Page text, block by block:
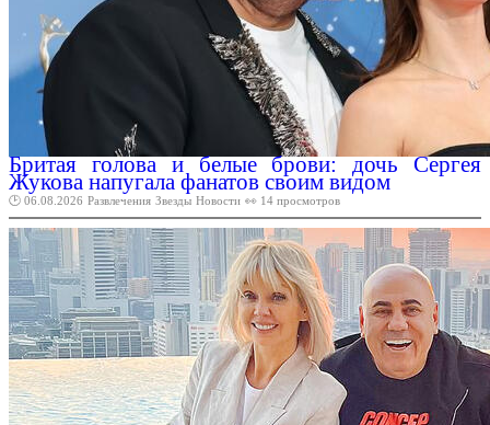
Бритая голова и белые брови: дочь Сергея
Жукова напугала фанатов своим видом
🕑 06.08.2026 Развлечения Звезды Новости 👀 14 просмотров